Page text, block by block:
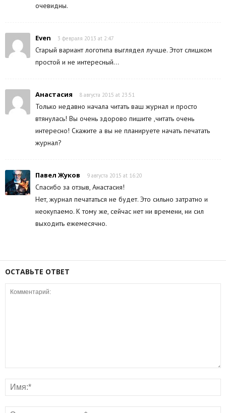
очевидны.
Even 3 февраля 2013 at 2:47
Старый вариант логотипа выглядел лучше. Этот слишком
простой и не интересный…
Анастасия 8 августа 2015 at 23:51
Только недавно начала читать ваш журнал и просто
втянулась! Вы очень здорово пишите ,читать очень
интересно! Скажите а вы не планируете начать печатать
журнал?
Павел Жуков 9 августа 2015 at 16:20
Спасибо за отзыв, Анастасия!
Нет, журнал печататься не будет. Это сильно затратно и
неокупаемо. К тому же, сейчас нет ни времени, ни сил
выходить ежемесячно.
ОСТАВЬТЕ ОТВЕТ